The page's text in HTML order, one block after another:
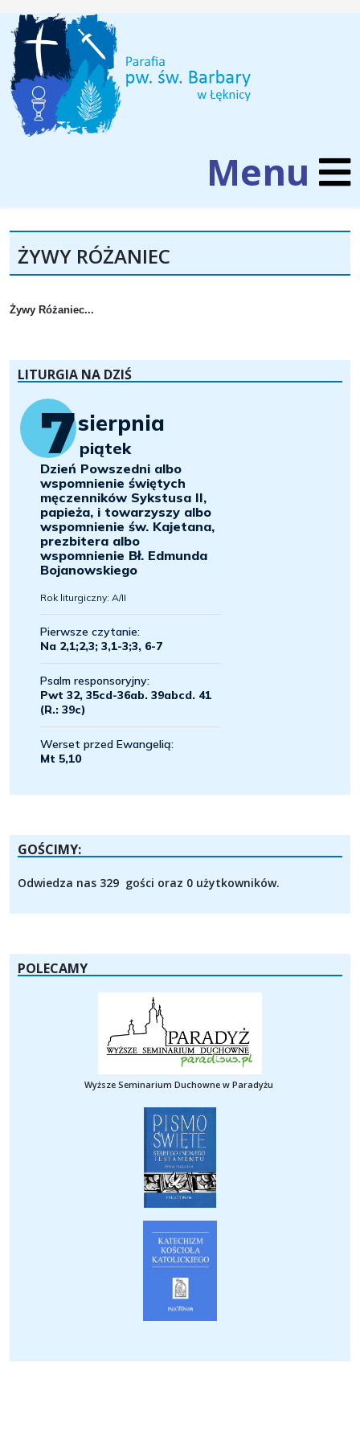
ŻYWY RÓŻANIEC
Żywy Różaniec...
LITURGIA NA DZIŚ
GOŚCIMY:
Odwiedza nas 329 gości oraz 0 użytkowników.
POLECAMY
Wyższe Seminarium Duchowne w Paradyżu